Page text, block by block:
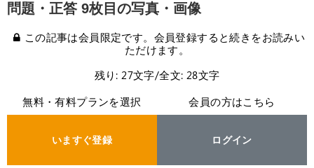
問題・正答 9枚目の写真・画像
この記事は会員限定です。会員登録すると続きをお読みい
ただけます。
残り: 27文字/全文: 28文字
無料・有料プランを選択
いますぐ登録
会員の方はこちら
ログイン